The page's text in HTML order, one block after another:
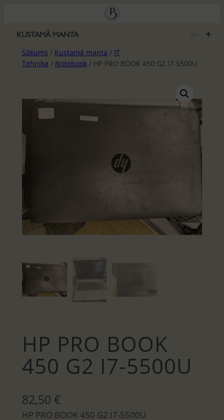
saturu
+
KUSTAMĀ MANTA
Sākums / Kustamā manta / IT
Tehnika / Notebook/ HP PRO BOOK 450 G2 I7-5500U
HP PRO BOOK
450 G2 I7-5500U
82,50 €
HP PRO BOOK 450 G2 I7-5500U